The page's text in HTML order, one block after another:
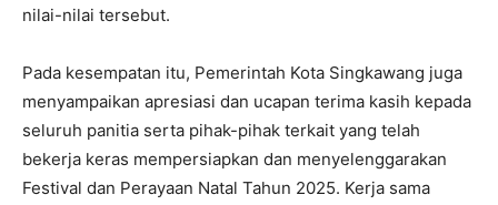
nilai-nilai tersebut.
Pada kesempatan itu, Pemerintah Kota Singkawang juga
menyampaikan apresiasi dan ucapan terima kasih kepada
seluruh panitia serta pihak-pihak terkait yang telah
bekerja keras mempersiapkan dan menyelenggarakan
Festival dan Perayaan Natal Tahun 2025. Kerja sama